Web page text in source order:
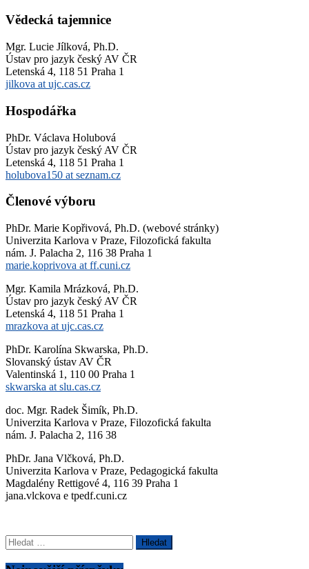
Vědecká tajemnice
Mgr. Lucie Jílková, Ph.D.
Ústav pro jazyk český AV ČR
Letenská 4, 118 51 Praha 1
jilkova at ujc.cas.cz
Hospodářka
PhDr. Václava Holubová
Ústav pro jazyk český AV ČR
Letenská 4, 118 51 Praha 1
holubova150 at seznam.cz
Členové výboru
PhDr. Marie Kopřivová, Ph.D. (webové stránky)
Univerzita Karlova v Praze, Filozofická fakulta
nám. J. Palacha 2, 116 38 Praha 1
marie.koprivova at ff.cuni.cz
Mgr. Kamila Mrázková, Ph.D.
Ústav pro jazyk český AV ČR
Letenská 4, 118 51 Praha 1
mrazkova at ujc.cas.cz
PhDr. Karolína Skwarska, Ph.D.
Slovanský ústav AV ČR
Valentinská 1, 110 00 Praha 1
skwarska at slu.cas.cz
doc. Mgr. Radek Šimík, Ph.D.
Univerzita Karlova v Praze, Filozofická fakulta
nám. J. Palacha 2, 116 38
PhDr. Jana Vlčková, Ph.D.
Univerzita Karlova v Praze, Pedagogická fakulta
Magdalény Rettigové 4, 116 39 Praha 1
jana.vlckova e tpedf.cuni.cz
Vyhledávání